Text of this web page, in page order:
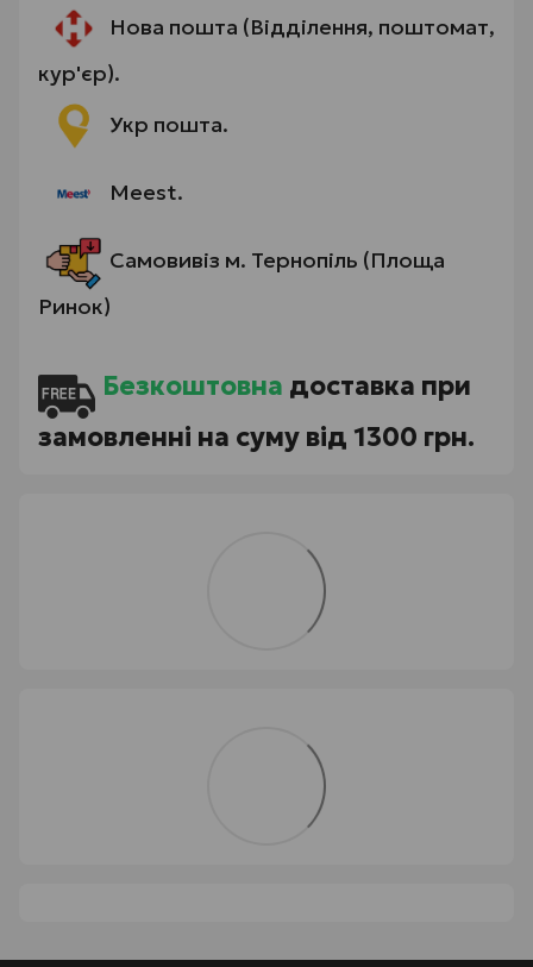
Нова пошта (Відділення, поштомат,
кур'єр).
Укр пошта.
Meest.
Самовивіз м. Тернопіль (Площа
Ринок)
Безкоштовна доставка при
замовленні на суму від 1300 грн.